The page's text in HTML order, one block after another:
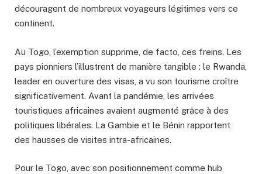
découragent de nombreux voyageurs légitimes vers ce
continent.
Au Togo, l’exemption supprime, de facto, ces freins. Les
pays pionniers l’illustrent de manière tangible : le Rwanda,
leader en ouverture des visas, a vu son tourisme croître
significativement. Avant la pandémie, les arrivées
touristiques africaines avaient augmenté grâce à des
politiques libérales. La Gambie et le Bénin rapportent
des hausses de visites intra-africaines.
Pour le Togo, avec son positionnement comme hub